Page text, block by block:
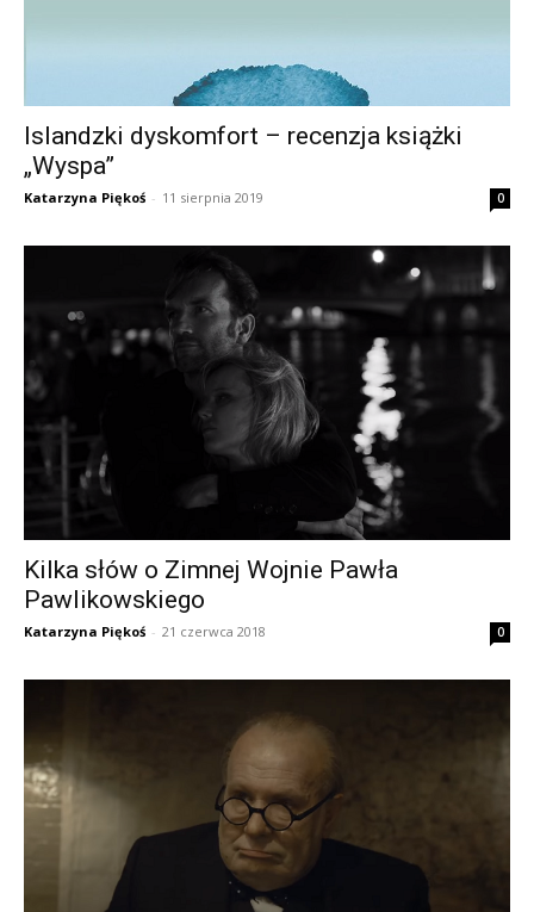
Islandzki dyskomfort – recenzja książki
„Wyspa”
Katarzyna Piękoś - 11 sierpnia 2019 0
Kilka słów o Zimnej Wojnie Pawła
Pawlikowskiego
Katarzyna Piękoś - 21 czerwca 2018 0